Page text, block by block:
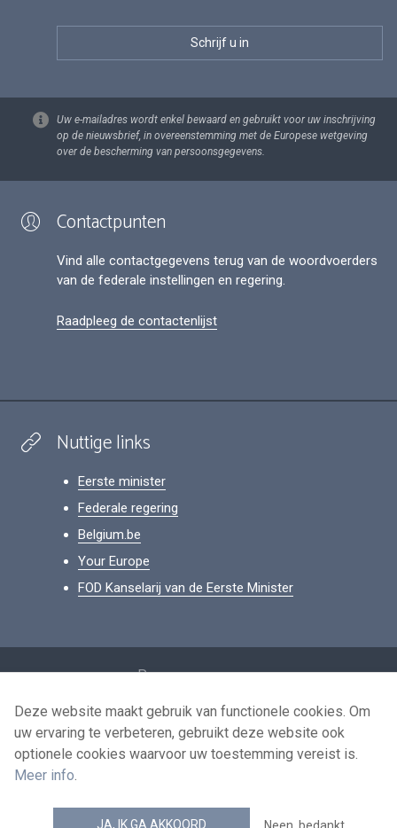
Uw e-mailadres wordt enkel bewaard en gebruikt voor uw inschrijving
op de nieuwsbrief, in overeenstemming met de Europese wetgeving
over de bescherming van persoonsgegevens.
Contactpunten
Vind alle contactgegevens terug van de woordvoerders
van de federale instellingen en regering.
Raadpleeg de contactenlijst
Nuttige links
Eerste minister
Federale regering
Belgium.be
Your Europe
FOD Kanselarij van de Eerste Minister
Persoonsgegevens
Voorwaarden voor het hergebruik
Contacteer ons
news.belgium RSS feed
Deze website maakt gebruik van functionele cookies. Om
uw ervaring te verbeteren, gebruikt deze website ook
optionele cookies waarvoor uw toestemming vereist is.
Meer info.
JA, IK GA AKKOORD Neen, bedankt